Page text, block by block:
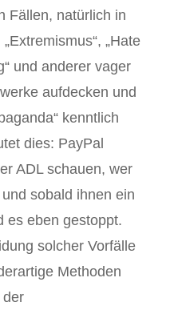
Fällen, natürlich in
„Hate
und anderer vager
aufdecken und
kenntlich
dies: PayPal
ADL schauen, wer
sobald ihnen ein
es eben gestoppt.
solcher Vorfälle
Methoden
der